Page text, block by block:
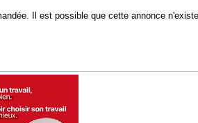
Il est possible que cette annonce